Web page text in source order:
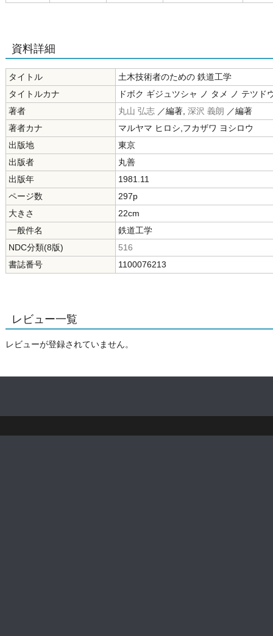
資料詳細
タイトル
土木技術者のための 鉄道工学
タイトルカナ
ドボク ギジュツシャ ノ タメ ノ テツド
著者
丸山 弘志 ／編著, 深沢 義朗 ／編著
著者カナ
マルヤマ ヒロシ,フカザワ ヨシロウ
出版地
東京
出版者
丸善
出版年
1981.11
ページ数
297p
大きさ
22cm
一般件名
鉄道工学
NDC分類(8版)
516
書誌番号
1100076213
レビュー一覧
レビューが登録されていません。